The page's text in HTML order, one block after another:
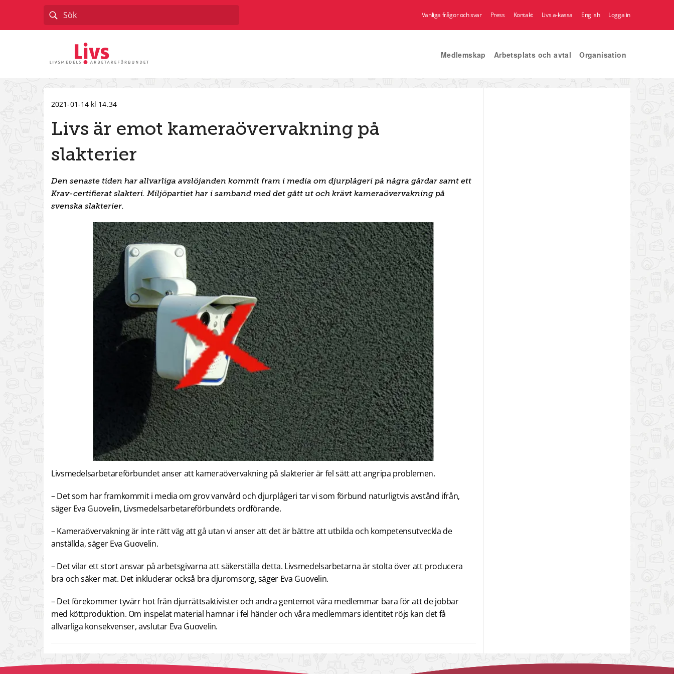
Vanliga frågor och svar Press Kontakt Livs a-kassa English Logga in
Medlemskap Arbetsplats och avtal Organisation
2021-01-14 kl 14.34
Livs är emot kameraövervakning på
slakterier
Den senaste tiden har allvarliga avslöjanden kommit fram i media om djurplågeri på några gårdar samt ett
Krav-certifierat slakteri. Miljöpartiet har i samband med det gått ut och krävt kameraövervakning på
svenska slakterier.
Livsmedelsarbetareförbundet anser att kameraövervakning på slakterier är fel sätt att angripa problemen.
– Det som har framkommit i media om grov vanvård och djurplågeri tar vi som förbund naturligtvis avstånd ifrån,
säger Eva Guovelin, Livsmedelsarbetareförbundets ordförande.
– Kameraövervakning är inte rätt väg att gå utan vi anser att det är bättre att utbilda och kompetensutveckla de
anställda, säger Eva Guovelin.
– Det vilar ett stort ansvar på arbetsgivarna att säkerställa detta. Livsmedelsarbetarna är stolta över att producera
bra och säker mat. Det inkluderar också bra djuromsorg, säger Eva Guovelin.
– Det förekommer tyvärr hot från djurrättsaktivister och andra gentemot våra medlemmar bara för att de jobbar
med köttproduktion. Om inspelat material hamnar i fel händer och våra medlemmars identitet röjs kan det få
allvarliga konsekvenser, avslutar Eva Guovelin.